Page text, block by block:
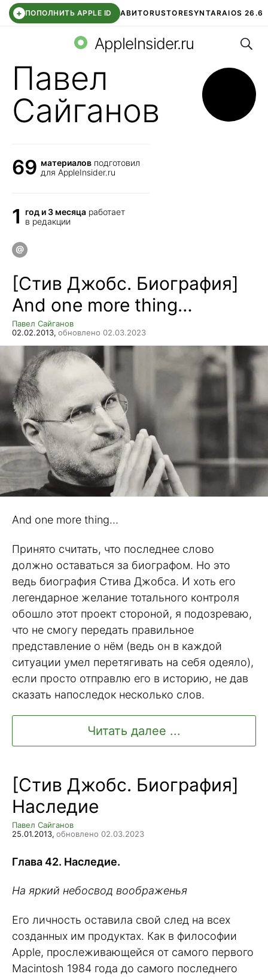
+ ПОПОЛНИТЬ APPLE ID АВИТОRUSTORESYNTARAIOS 26.6
СБЕР КИДС ЧАТ ROBLOXВТБ ОНЛАЙН
AppleInsider.ru
Павел
Сайганов
69 материалов подготовил
для AppleInsider.ru
1 год и 3 месяца работает
в редакции
[Стив Джобс. Биография]
And one more thing…
Павел Сайганов
02.02.2013, обновлено 02.03.2023
And one more thing…
Принято считать, что последнее слово
должно оставаться за биографом. Но это
ведь биография Стива Джобса. И хоть его
легендарное желание тотального контроля
обошло этот проект стороной, я подозреваю,
что не смогу передать правильное
представление о нём (ведь он в каждой
ситуации умел перетягивать на себя одеяло),
если просто отправлю его в историю, не дав
сказать напоследок несколько слов.
Читать далее ...
[Стив Джобс. Биография]
Наследие
Павел Сайганов
25.01.2013, обновлено 02.03.2023
Глава 42. Наследие.
На яркий небосвод воображенья
Его личность оставила свой след на всех
созданных им продуктах. Как в философии
Apple, прослеживающейся от самого первого
Macintosh 1984 года до самого последнего